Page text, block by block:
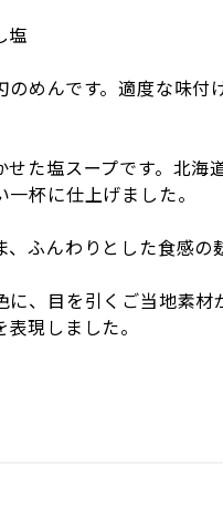
塩
めんです。適度な味付
た塩スープです。北
杯に仕上げました。
ふんわりとした食感の
、目を引くご当地素
現しました。